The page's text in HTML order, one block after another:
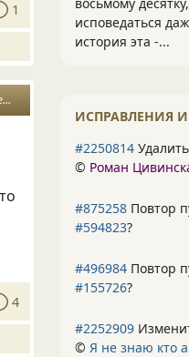
1
4
исповедаться
история эта -...
ИСПРАВЛЕНИЯ
#2250814
© Роман
#875258 Повтор
#594823?
#496984 Повтор
#155726?
#2252909
© Я не знаю кто